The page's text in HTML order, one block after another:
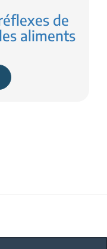
de
aliments